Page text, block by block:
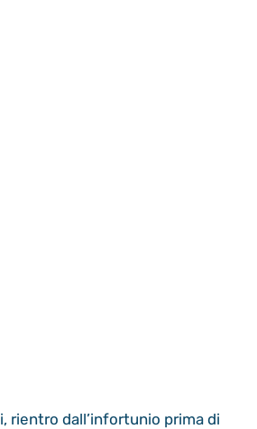
rientro dall’infortunio prima di